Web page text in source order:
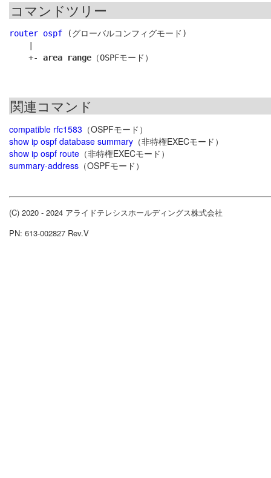
コマンドツリー
router ospf (グローバルコンフィグモード)
    +-
area range
関連コマンド
compatible rfc1583 （OSPFモード）
show ip ospf database summary （非特権EXECモード）
show ip ospf route （非特権EXECモード）
summary-address （OSPFモード）
(C) 2020 - 2024 アライドテレシスホールディングス株式会社
PN: 613-002827 Rev.V